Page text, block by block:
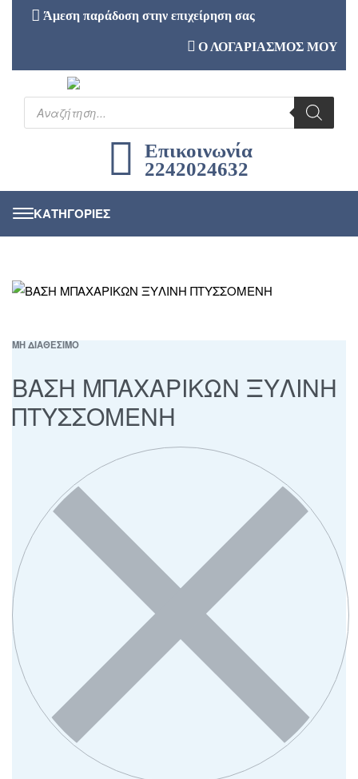
Άμεση παράδοση στην επιχείρηση σας
Ο ΛΟΓΑΡΙΑΣΜΟΣ ΜΟΥ
Επικοινωνία
2242024632
ΜΗ ΔΙΑΘΕΣΙΜΟ
ΒΑΣΗ ΜΠΑΧΑΡΙΚΩΝ ΞΥΛΙΝΗ
ΠΤΥΣΣΟΜΕΝΗ